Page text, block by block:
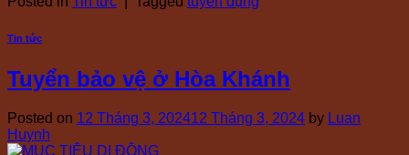
Tin tức
Tuyển bảo vệ ở Hòa Khánh
Posted on 12 Tháng 3, 202412 Tháng 3, 2024 by Luan
Huynh